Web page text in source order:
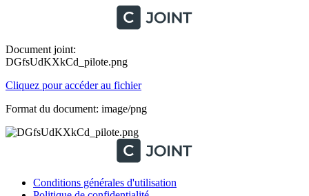
Document joint:
DGfsUdKXkCd_pilote.png
Cliquez pour accéder au fichier
Format du document: image/png
Conditions générales d'utilisation